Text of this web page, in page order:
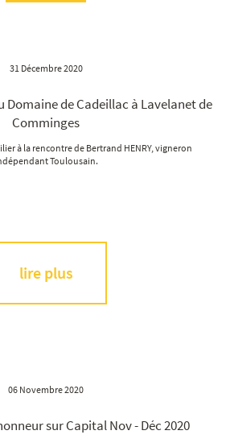
31 Décembre 2020
de Cadeillac à Lavelanet de
Comminges
à la rencontre de Bertrand HENRY, vigneron
Toulousain.
lire plus
06 Novembre 2020
sur Capital Nov - Déc 2020